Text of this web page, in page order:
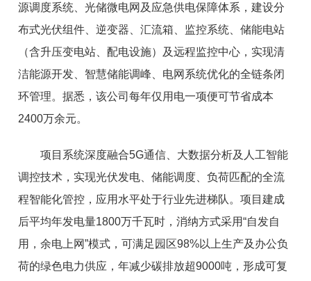
源调度系统、光储微电网及应急供电保障体系，建设分
布式光伏组件、逆变器、汇流箱、监控系统、储能电站
（含升压变电站、配电设施）及远程监控中心，实现清
洁能源开发、智慧储能调峰、电网系统优化的全链条闭
环管理。据悉，该公司每年仅用电一项便可节省成本
2400万余元。
项目系统深度融合5G通信、大数据分析及人工智能
调控技术，实现光伏发电、储能调度、负荷匹配的全流
程智能化管控，应用水平处于行业先进梯队。项目建成
后平均年发电量1800万千瓦时，消纳方式采用“自发自
用，余电上网”模式，可满足园区98%以上生产及办公负
荷的绿色电力供应，年减少碳排放超9000吨，形成可复